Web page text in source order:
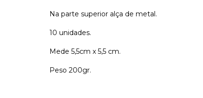
Na parte superior alça de metal.
10 unidades.
Mede 5,5cm x 5,5 cm.
Peso 200gr.